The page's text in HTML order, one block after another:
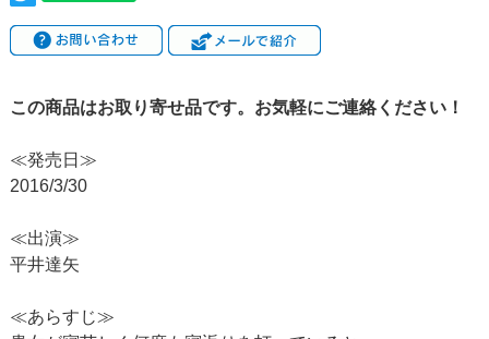
この商品はお取り寄せ品です。お気軽にご連絡ください！
≪発売日≫
2016/3/30
≪出演≫
平井達矢
≪あらすじ≫